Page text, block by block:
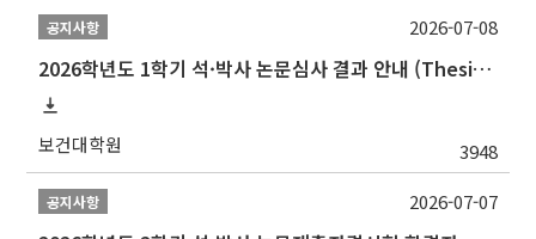
공지사항
2026학년도 1학기 석·박사 논문심사 결과 안내 (Thesis Defense Result)
보건대학원 3948
2026-07-08
공지사항 2026-07-07